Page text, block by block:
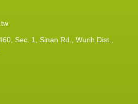
Sec. 1, Sinan Rd., Wurih Dist.,